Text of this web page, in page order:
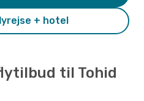
+ hotel
til Tohid